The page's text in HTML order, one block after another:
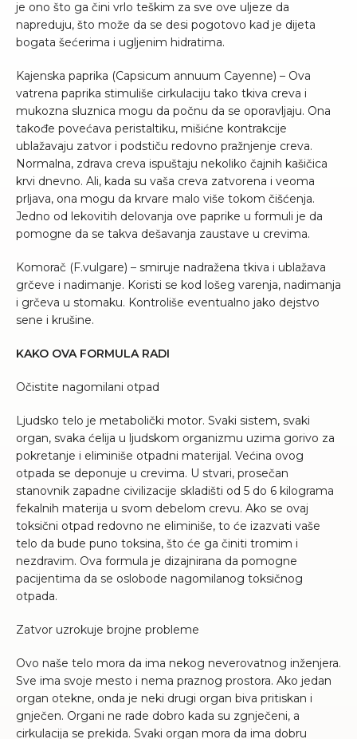
je ono što ga čini vrlo teškim za sve ove uljeze da
napreduju, što može da se desi pogotovo kad je dijeta
bogata šećerima i ugljenim hidratima.
Kajenska paprika (Capsicum annuum Cayenne) – Ova
vatrena paprika stimuliše cirkulaciju tako tkiva creva i
mukozna sluznica mogu da počnu da se oporavljaju. Ona
takođe povećava peristaltiku, mišićne kontrakcije
ublažavaju zatvor i podstiču redovno pražnjenje creva.
Normalna, zdrava creva ispuštaju nekoliko čajnih kašičica
krvi dnevno. Ali, kada su vaša creva zatvorena i veoma
prljava, ona mogu da krvare malo više tokom čišćenja.
Jedno od lekovitih delovanja ove paprike u formuli je da
pomogne da se takva dešavanja zaustave u crevima.
Komorač (F.vulgare) – smiruje nadražena tkiva i ublažava
grčeve i nadimanje. Koristi se kod lošeg varenja, nadimanja
i grčeva u stomaku. Kontroliše eventualno jako dejstvo
sene i krušine.
KAKO OVA FORMULA RADI
Očistite nagomilani otpad
Ljudsko telo je metabolički motor. Svaki sistem, svaki
organ, svaka ćelija u ljudskom organizmu uzima gorivo za
pokretanje i eliminiše otpadni materijal. Većina ovog
otpada se deponuje u crevima. U stvari, prosečan
stanovnik zapadne civilizacije skladišti od 5 do 6 kilograma
fekalnih materija u svom debelom crevu. Ako se ovaj
toksični otpad redovno ne eliminiše, to će izazvati vaše
telo da bude puno toksina, što će ga činiti tromim i
nezdravim. Ova formula je dizajnirana da pomogne
pacijentima da se oslobode nagomilanog toksičnog
otpada.
Zatvor uzrokuje brojne probleme
Ovo naše telo mora da ima nekog neverovatnog inženjera.
Sve ima svoje mesto i nema praznog prostora. Ako jedan
organ otekne, onda je neki drugi organ biva pritiskan i
gnječen. Organi ne rade dobro kada su zgnječeni, a
cirkulacija se prekida. Svaki organ mora da ima dobru